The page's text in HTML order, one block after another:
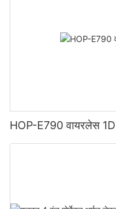
HOP-E790 वायरलेस